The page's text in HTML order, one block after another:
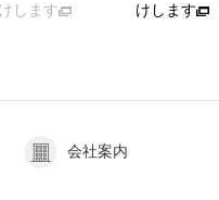
めヨーロッ
会社案内